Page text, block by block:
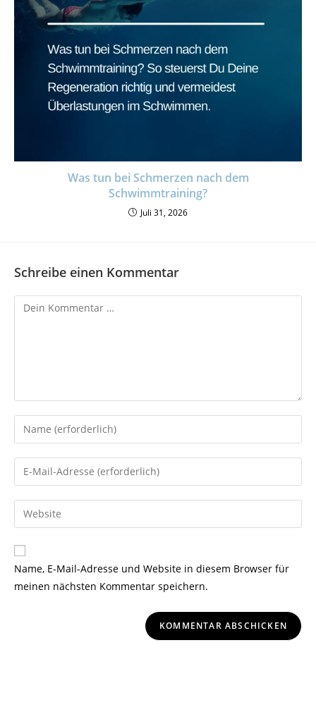
Was tun bei Schmerzen nach dem
Schwimmtraining?
Juli 31, 2026
Schreibe einen Kommentar
Name, E-Mail-Adresse und Website in diesem Browser für
meinen nächsten Kommentar speichern.